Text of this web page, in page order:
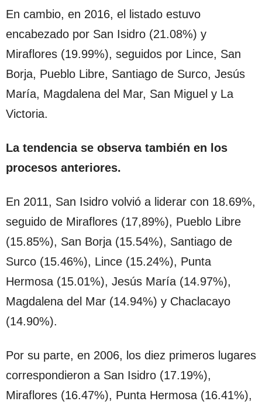
En cambio, en 2016, el listado estuvo
encabezado por San Isidro (21.08%) y
Miraflores (19.99%), seguidos por Lince, San
Borja, Pueblo Libre, Santiago de Surco, Jesús
María, Magdalena del Mar, San Miguel y La
Victoria.
La tendencia se observa también en los
procesos anteriores.
En 2011, San Isidro volvió a liderar con 18.69%,
seguido de Miraflores (17,89%), Pueblo Libre
(15.85%), San Borja (15.54%), Santiago de
Surco (15.46%), Lince (15.24%), Punta
Hermosa (15.01%), Jesús María (14.97%),
Magdalena del Mar (14.94%) y Chaclacayo
(14.90%).
Por su parte, en 2006, los diez primeros lugares
correspondieron a San Isidro (17.19%),
Miraflores (16.47%), Punta Hermosa (16.41%),